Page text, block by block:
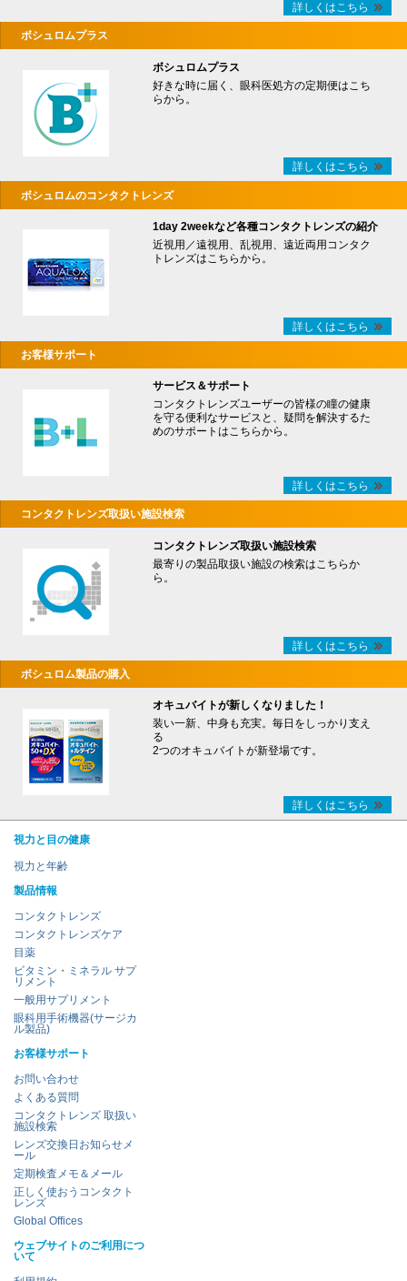
詳しくはこちら
ボシュロムプラス
ボシュロムプラス
好きな時に届く、眼科医処方の定期便はこち
らから。
詳しくはこちら
ボシュロムのコンタクトレンズ
1day 2weekなど各種コンタクトレンズの紹介
近視用／遠視用、乱視用、遠近両用コンタク
トレンズはこちらから。
詳しくはこちら
お客様サポート
サービス＆サポート
コンタクトレンズユーザーの皆様の瞳の健康
を守る便利なサービスと、疑問を解決するた
めのサポートはこちらから。
詳しくはこちら
コンタクトレンズ取扱い施設検索
コンタクトレンズ取扱い施設検索
最寄りの製品取扱い施設の検索はこちらか
ら。
詳しくはこちら
ボシュロム製品の購入
オキュバイトが新しくなりました！
装い一新、中身も充実。毎日をしっかり支え
る
2つのオキュバイトが新登場です。
詳しくはこちら
視力と目の健康
視力と年齢
製品情報
コンタクトレンズ
コンタクトレンズケア
目薬
ビタミン・ミネラル サプ
リメント
一般用サプリメント
眼科用手術機器(サージカ
ル製品)
お客様サポート
お問い合わせ
よくある質問
コンタクトレンズ 取扱い
施設検索
レンズ交換日お知らせメ
ール
定期検査メモ＆メール
正しく使おうコンタクト
レンズ
Global Offices
ウェブサイトのご利用につ
いて